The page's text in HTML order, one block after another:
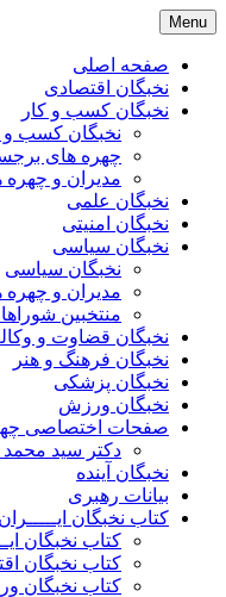
Skip
to
content
Menu
صفحه اصلی
نخبگان اقتصادی
نخبگان کسب و کار
نخبگان کسب و
چهره های
مدیران و چهره
نخبگان علمی
نخبگان امنیتی
نخبگان سیاسی
نخبگان سیاسی
مدیران و
منتخبین
نخبگان قضاوت و
نخبگان فرهنگ و هنر
نخبگان پزشکی
نخبگان ورزش
صفحات اختصاصی
دکتر سید
نخبگان آینده
بیانات رهبری
کتاب نخبگان ایـــــران
کتاب نخبگان
کتاب نخبگان
کتاب نخبگان